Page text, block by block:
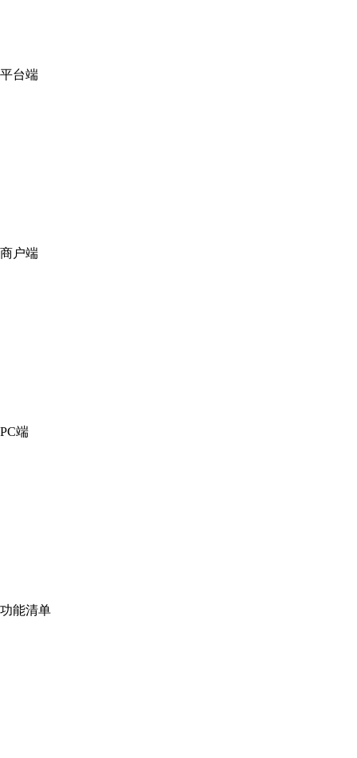
平台端
商户端
PC端
功能清单